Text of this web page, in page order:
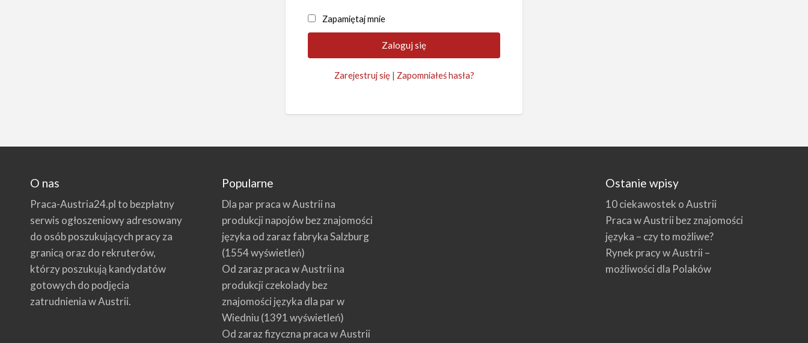
Zapamiętaj mnie
Zarejestruj się| Zapomniałeś hasła?
O nas
Praca-Austria24.pl to bezpłatny
serwis ogłoszeniowy adresowany
do osób poszukujących pracy za
granicą oraz do rekruterów,
którzy poszukują kandydatów
gotowych do podjęcia
zatrudnienia w Austrii.
Popularne
Dla par praca w Austrii na
produkcji napojów bez znajomości
języka od zaraz fabryka Salzburg
(1554 wyświetleń)
Od zaraz praca w Austrii na
produkcji czekolady bez
znajomości języka dla par w
Wiedniu (1391 wyświetleń)
Od zaraz fizyczna praca w Austrii
Ostanie wpisy
10 ciekawostek o Austrii
Praca w Austrii bez znajomości
języka – czy to możliwe?
Rynek pracy w Austrii –
możliwości dla Polaków